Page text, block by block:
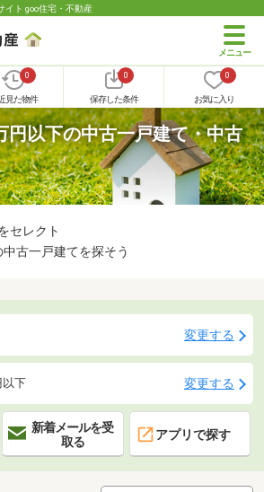
イト goo住宅・不動産
0
見た物件
0
保存した条件
0
お気に入り
円以下の中古一戸建て・中古
セレクト
古一戸建てを探そう
変更する
以下 変更する
新着メールを受
取る
アプリで探す